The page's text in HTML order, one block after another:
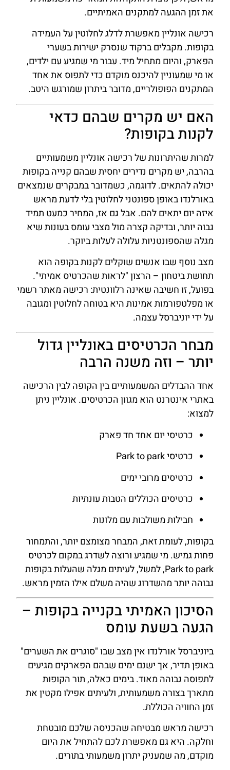
את זמן ההגעה למתקנים האמיתיים.
רכישה אונליין מאפשרת לדלג לחלוטין על העמידה
בקופות. מקבלים ברקוד שנסרק ישירות בשערי
הפארק, והיום מתחיל מיד. עבור מי שמגיע עם ילדים,
או מי שמעוניין להיכנס מוקדם כדי לתפוס את אחד
המתקנים הפופולריים, מדובר ביתרון שמורגש היטב.
האם יש מקרים שבהם כדאי
לקנות בקופות?
למרות שהיתרונות של רכישה אונליין משמעותיים
בהרבה, יש מקרים נדירים יחסית שבהם קנייה בקופות
יכולה להתאים. לדוגמה, כשמדובר במבקרים שנמצאים
באורלנדו באופן ספונטני לחלוטין בלי לדעת מראש
איזה יום יתאים להם. אבל גם אז, המחיר כמעט תמיד
גבוה יותר, ובדיקה קצרה מול מצבי עומס בעונות שיא
מגלה שהספונטניות עלולה לעלות ביוקר.
מצב נוסף שבו אנשים שוקלים לקנות בקופה הוא
תחושת ביטחון – הרצון "לראות שהכרטיס אמיתי".
בפועל, זו חשיבה שאינה רלוונטית: רכישה מאתר רשמי
או מפלטפורמות אמינות היא בטוחה לחלוטין ומגובה
על ידי יוניברסל עצמה.
מבחר הכרטיסים באונליין גדול
יותר – וזה משנה הרבה
אחד ההבדלים המשמעותיים בין הקופה לבין הרכישה
באתרי אינטרנט הוא מגוון הכרטיסים. אונליין ניתן
למצוא:
כרטיסי יום אחד חד פארק
כרטיסי Park to park
כרטיסים מרובי ימים
כרטיסים הכוללים הטבות עונתיות
חבילות משולבות עם מלונות
בקופות, לעומת זאת, המבחר מצומצם יותר, והתמחור
פחות גמיש. מי שמגיע ורוצה לשדרג במקום לכרטיס
Park to park, למשל, לעיתים מגלה שהעלות בקופות
גבוהה יותר מהשדרוג שהיה משלם אילו הזמין מראש.
הסיכון האמיתי בקנייה בקופות –
הגעה בשעת עומס
ביוניברסל אורלנדו אין מצב שבו "סוגרים את השערים"
באופן תדיר, אך ישנם ימים שבהם הפארקים מגיעים
לתפוסה גבוהה מאוד. בימים כאלה, תור הקופות
מתארך בצורה משמעותית, ולעיתים אפילו מקטין את
זמן החוויה הכוללת.
רכישה מראש מבטיחה שהכניסה שלכם מובטחת
וחלקה. היא גם מאפשרת לכם להתחיל את היום
מוקדם, מה שמעניק יתרון משמעותי בתורים.